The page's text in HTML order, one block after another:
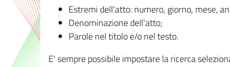
Estremi dell'atto: numero, giorno, mese,
Denominazione dell'atto;
Parole nel titolo e/o nel testo.
E' sempre possibile impostare la ricerca